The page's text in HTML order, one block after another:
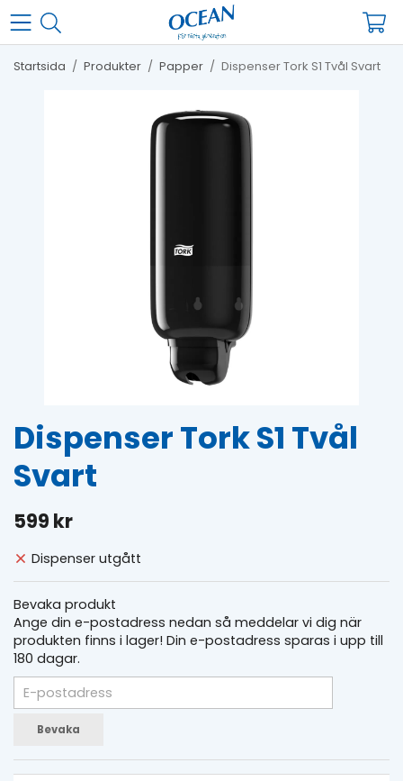
Startsida / Produkter / Papper / Dispenser Tork S1 Tvål Svart
Dispenser Tork S1 Tvål
Svart
599 kr
Dispenser utgått
Bevaka produkt
Ange din e-postadress nedan så meddelar vi dig när
produkten finns i lager! Din e-postadress sparas i upp till
180 dagar.
Bevaka